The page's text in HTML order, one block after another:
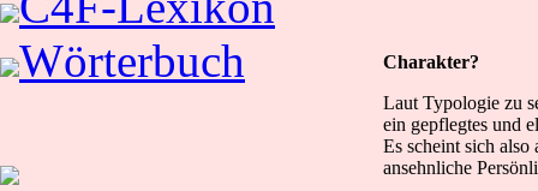
Wörterbuch
Charakter?
Laut Typologie zu
ein gepflegtes und
Es scheint sich
ansehnliche